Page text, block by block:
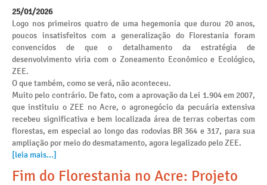
25/01/2026
Logo nos primeiros quatro de uma hegemonia que durou 20 anos,
poucos insatisfeitos com a generalização do Florestania foram
convencidos de que o detalhamento da estratégia de
desenvolvimento viria com o Zoneamento Econômico e Ecológico,
ZEE.
O que também, como se verá, não aconteceu.
Muito pelo contrário. De fato, com a aprovação da Lei 1.904 em 2007,
que instituiu o ZEE no Acre, o agronegócio da pecuária extensiva
recebeu significativa e bem localizada área de terras cobertas com
florestas, em especial ao longo das rodovias BR 364 e 317, para sua
ampliação por meio do desmatamento, agora legalizado pelo ZEE.
[leia mais...]
Fim do Florestania no Acre: Projeto